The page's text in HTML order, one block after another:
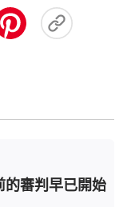
。這些工作的果
作審判的工作》
關，誰也别想落
身的工作没有認
審判早已開始